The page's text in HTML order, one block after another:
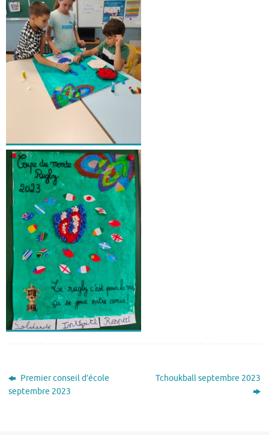
Premier conseil d’école
septembre 2023
Tchoukball septembre 2023